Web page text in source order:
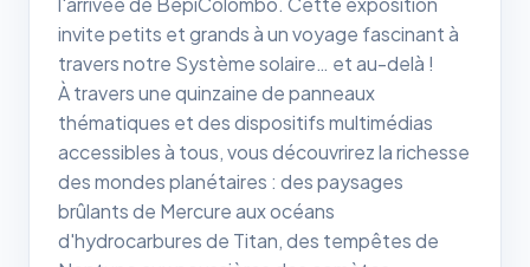
invite petits et grands à un voyage fascinant à
travers notre Système solaire… et au-delà !
À travers une quinzaine de panneaux
thématiques et des dispositifs multimédias
accessibles à tous, vous découvrirez la richesse
des mondes planétaires : des paysages
brûlants de Mercure aux océans
d'hydrocarbures de Titan, des tempêtes de